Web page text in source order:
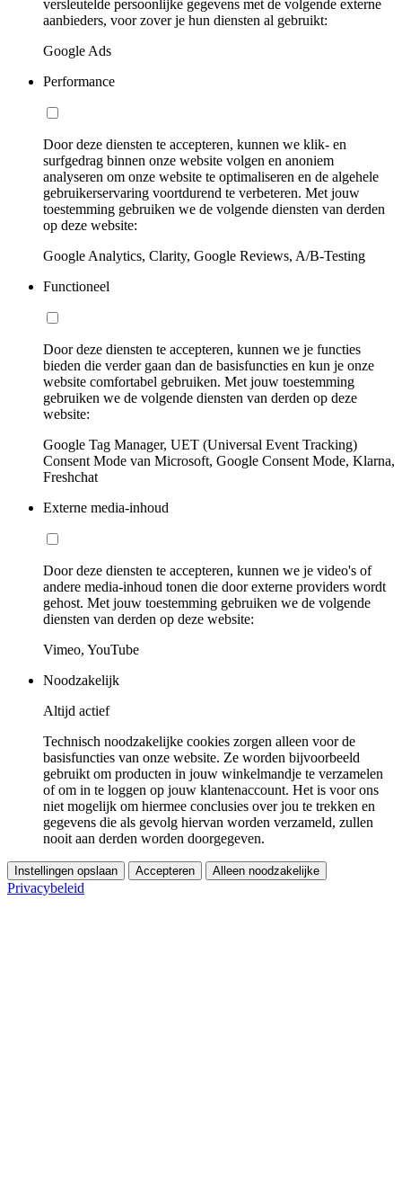
versleutelde persoonlijke gegevens met de volgende externe
aanbieders, voor zover je hun diensten al gebruikt:
Google Ads
Performance
Door deze diensten te accepteren, kunnen we klik- en
surfgedrag binnen onze website volgen en anoniem
analyseren om onze website te optimaliseren en de algehele
gebruikerservaring voortdurend te verbeteren. Met jouw
toestemming gebruiken we de volgende diensten van derden
op deze website:
Google Analytics, Clarity, Google Reviews, A/B-Testing
Functioneel
Door deze diensten te accepteren, kunnen we je functies
bieden die verder gaan dan de basisfuncties en kun je onze
website comfortabel gebruiken. Met jouw toestemming
gebruiken we de volgende diensten van derden op deze
website:
Google Tag Manager, UET (Universal Event Tracking)
Consent Mode van Microsoft, Google Consent Mode, Klarna,
Freshchat
Externe media-inhoud
Door deze diensten te accepteren, kunnen we je video's of
andere media-inhoud tonen die door externe providers wordt
gehost. Met jouw toestemming gebruiken we de volgende
diensten van derden op deze website:
Vimeo, YouTube
Noodzakelijk
Altijd actief
Technisch noodzakelijke cookies zorgen alleen voor de
basisfuncties van onze website. Ze worden bijvoorbeeld
gebruikt om producten in jouw winkelmandje te verzamelen
of om in te loggen op jouw klantenaccount. Het is voor ons
niet mogelijk om hiermee conclusies over jou te trekken en
gegevens die als gevolg hiervan worden verzameld, zullen
nooit aan derden worden doorgegeven.
Instellingen opslaan Accepteren Alleen noodzakelijke
Privacybeleid